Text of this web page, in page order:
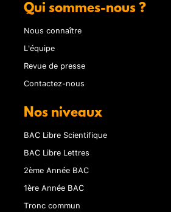
Qui sommes-nous ?
Nous connaître
L'équipe
Revue de presse
Contactez-nous
Nos niveaux
BAC Libre Scientifique
BAC Libre Lettres
2ème Année BAC
1ère Année BAC
Tronc commun